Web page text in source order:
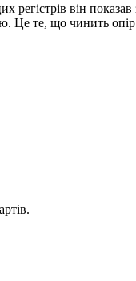
регістрів він
Це те, що чинить